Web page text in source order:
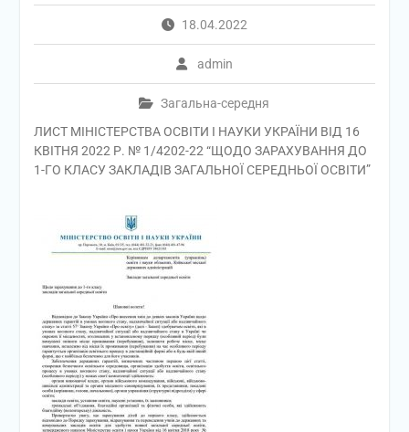
18.04.2022
admin
Загальна-середня
ЛИСТ МІНІСТЕРСТВА ОСВІТИ І НАУКИ УКРАЇНИ ВІД 16
КВІТНЯ 2022 Р. № 1/4202-22 “ЩОДО ЗАРАХУВАННЯ ДО
1-ГО КЛАСУ ЗАКЛАДІВ ЗАГАЛЬНОЇ СЕРЕДНЬОЇ ОСВІТИ”